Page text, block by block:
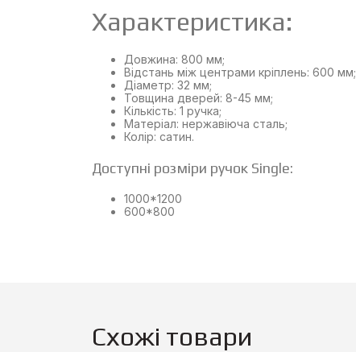
Характеристика:
Довжина: 800 мм;
Відстань між центрами кріплень: 600 мм;
Діаметр: 32 мм;
Товщина дверей: 8-45 мм;
Кількість: 1 ручка;
Матеріал: нержавіюча сталь;
Колір: сатин.
Доступні розміри ручок Single:
1000*1200
600*800
Схожі товари